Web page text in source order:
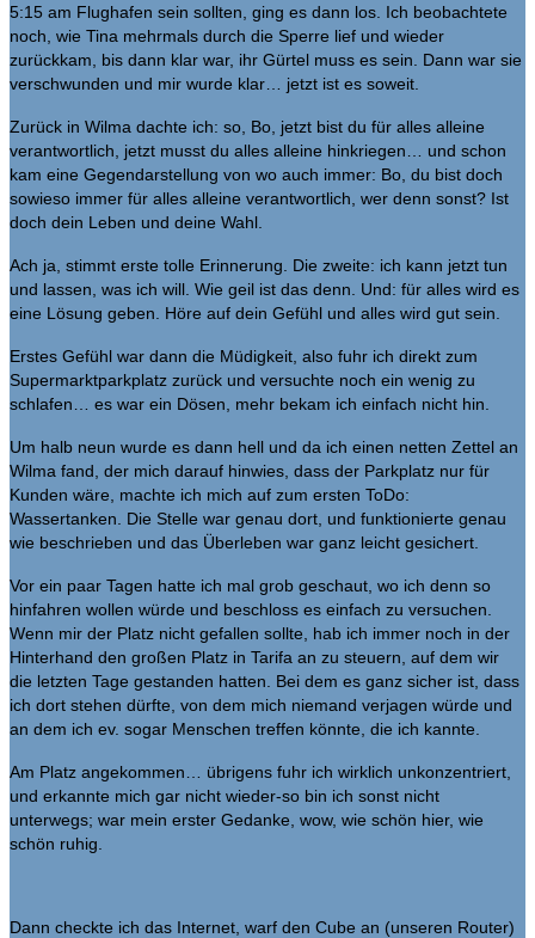
5:15 am Flughafen sein sollten, ging es dann los. Ich beobachtete
noch, wie Tina mehrmals durch die Sperre lief und wieder
zurückkam, bis dann klar war, ihr Gürtel muss es sein. Dann war sie
verschwunden und mir wurde klar… jetzt ist es soweit.
Zurück in Wilma dachte ich: so, Bo, jetzt bist du für alles alleine
verantwortlich, jetzt musst du alles alleine hinkriegen… und schon
kam eine Gegendarstellung von wo auch immer: Bo, du bist doch
sowieso immer für alles alleine verantwortlich, wer denn sonst? Ist
doch dein Leben und deine Wahl.
Ach ja, stimmt erste tolle Erinnerung. Die zweite: ich kann jetzt tun
und lassen, was ich will. Wie geil ist das denn. Und: für alles wird es
eine Lösung geben. Höre auf dein Gefühl und alles wird gut sein.
Erstes Gefühl war dann die Müdigkeit, also fuhr ich direkt zum
Supermarktparkplatz zurück und versuchte noch ein wenig zu
schlafen… es war ein Dösen, mehr bekam ich einfach nicht hin.
Um halb neun wurde es dann hell und da ich einen netten Zettel an
Wilma fand, der mich darauf hinwies, dass der Parkplatz nur für
Kunden wäre, machte ich mich auf zum ersten ToDo:
Wassertanken. Die Stelle war genau dort, und funktionierte genau
wie beschrieben und das Überleben war ganz leicht gesichert.
Vor ein paar Tagen hatte ich mal grob geschaut, wo ich denn so
hinfahren wollen würde und beschloss es einfach zu versuchen.
Wenn mir der Platz nicht gefallen sollte, hab ich immer noch in der
Hinterhand den großen Platz in Tarifa an zu steuern, auf dem wir
die letzten Tage gestanden hatten. Bei dem es ganz sicher ist, dass
ich dort stehen dürfte, von dem mich niemand verjagen würde und
an dem ich ev. sogar Menschen treffen könnte, die ich kannte.
Am Platz angekommen… übrigens fuhr ich wirklich unkonzentriert,
und erkannte mich gar nicht wieder-so bin ich sonst nicht
unterwegs; war mein erster Gedanke, wow, wie schön hier, wie
schön ruhig.
Dann checkte ich das Internet, warf den Cube an (unseren Router)